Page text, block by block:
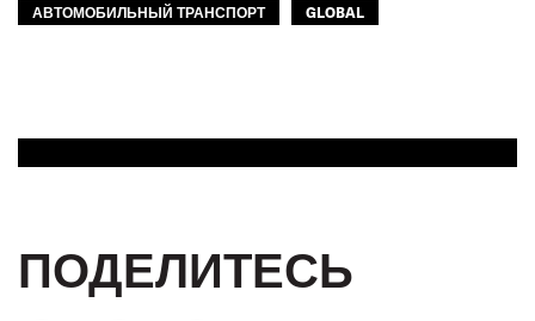
АВТОМОБИЛЬНЫЙ ТРАНСПОРТ GLOBAL
ПОДЕЛИТЕСЬ